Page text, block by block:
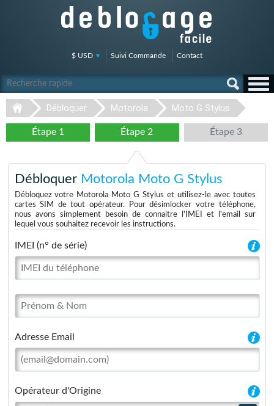
$ USD Suivi Commande Contact
Débloquer Motorola Moto G Stylus
Étape 1 Étape 2 Étape 3
Débloquer Motorola Moto G Stylus
Débloquez votre Motorola Moto G Stylus et utilisez-le avec toutes
cartes SIM de tout opérateur. Pour désimlocker votre téléphone,
nous avons simplement besoin de connaitre l'IMEI et l'email sur
lequel vous souhaitez recevoir les instructions.
IMEI (n° de série)
Adresse Email
Opérateur d'Origine